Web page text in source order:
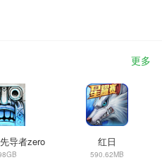
更多
导者zero 红日
590.62MB